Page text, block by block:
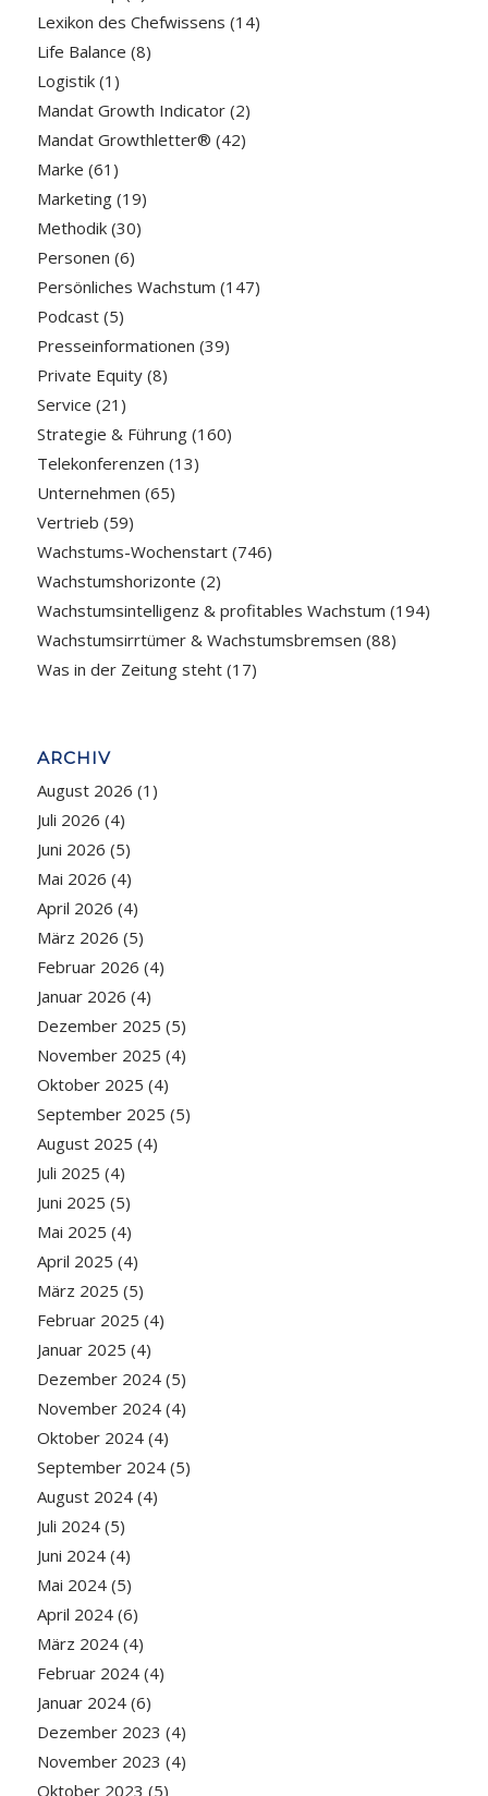
Lexikon des Chefwissens (14)
Life Balance (8)
Logistik(1)
Mandat Growth Indicator(2)
Mandat Growthletter® (42)
Marke (61)
Marketing(19)
Methodik(30)
Personen (6)
Persönliches Wachstum (147)
Podcast(5)
Presseinformationen (39)
Private Equity(8)
Service (21)
Strategie & Führung(160)
Telekonferenzen (13)
Unternehmen (65)
Vertrieb (59)
Wachstums-Wochenstart(746)
Wachstumshorizonte (2)
Wachstumsintelligenz & profitables Wachstum (194)
Wachstumsirrtümer & Wachstumsbremsen (88)
Was in der Zeitung steht(17)
ARCHIV
August 2026 (1)
Juli 2026 (4)
Juni 2026 (5)
Mai 2026 (4)
April 2026 (4)
März 2026 (5)
Februar 2026 (4)
Januar 2026 (4)
Dezember 2025 (5)
November 2025 (4)
Oktober 2025 (4)
September 2025 (5)
August 2025 (4)
Juli 2025 (4)
Juni 2025 (5)
Mai 2025 (4)
April 2025 (4)
März 2025 (5)
Februar 2025 (4)
Januar 2025 (4)
Dezember 2024(5)
November 2024(4)
Oktober 2024(4)
September 2024(5)
August 2024(4)
Juli 2024(5)
Juni 2024(4)
Mai 2024(5)
April 2024(6)
März 2024(4)
Februar 2024(4)
Januar 2024(6)
Dezember 2023 (4)
November 2023 (4)
Oktober 2023 (5)